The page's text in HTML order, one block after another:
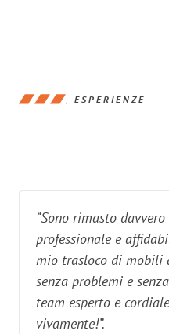
ESPERIENZE
“Sono rimasto
professionale e
mio trasloco di mobili
senza problemi e
team esperto e
vivamente!”.